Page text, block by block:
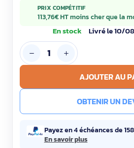
PRIX COMPÉTITIF
113,76€ HT moins cher que la
En stock Livré le 10/08
AJOUTER AU
OBTENIR UN
Payez en 4 échéances de
En savoir plus